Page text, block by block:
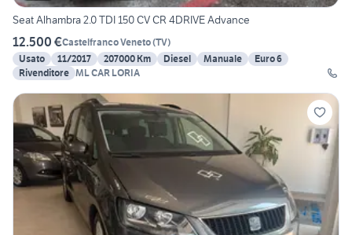
Seat Alhambra 2.0 TDI 150 CV CR 4DRIVE Advance
12.500 €Castelfranco Veneto(TV)
Usato
11/2017 207000 Km Diesel Manuale
Euro 6
Rivenditore ML CAR LORIA